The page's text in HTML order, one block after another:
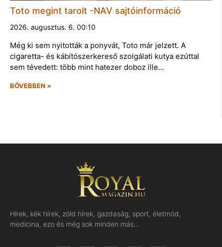
Toto megint tarolt -NAV sajtóinformáció
2026. augusztus. 6. 00:10
Még ki sem nyitották a ponyvát, Toto már jelzett. A
cigaretta- és kábítószerkereső szolgálati kutya ezúttal
sem tévedett: több mint hatezer doboz ille…
BŐVEBBEN »
Hírek, kék hírek, zöld hírek, gazdaság, sport, életmód,
medicina, ezo és még sok minden más…